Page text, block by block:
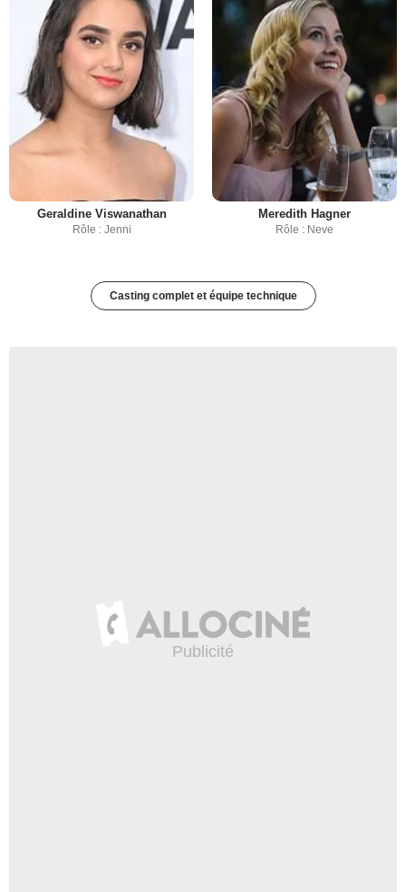
Geraldine Viswanathan
Rôle : Jenni
Meredith Hagner
Rôle : Neve
Casting complet et équipe technique